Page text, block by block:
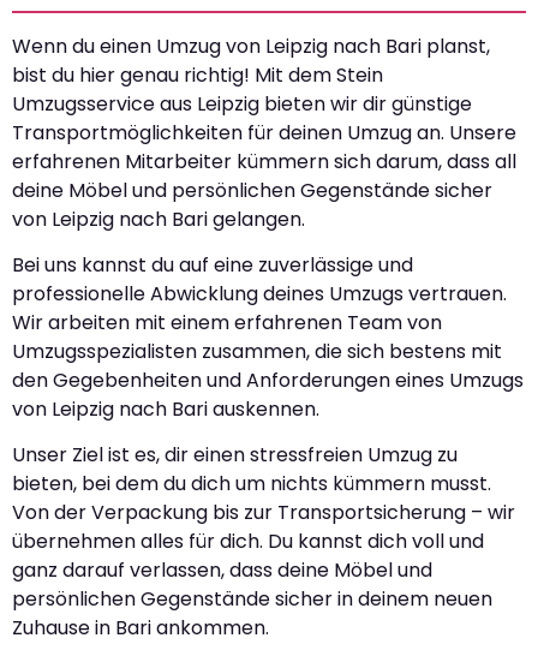
Wenn du einen Umzug von Leipzig nach Bari planst,
bist du hier genau richtig! Mit dem Stein
Umzugsservice aus Leipzig bieten wir dir günstige
Transportmöglichkeiten für deinen Umzug an. Unsere
erfahrenen Mitarbeiter kümmern sich darum, dass all
deine Möbel und persönlichen Gegenstände sicher
von Leipzig nach Bari gelangen.
Bei uns kannst du auf eine zuverlässige und
professionelle Abwicklung deines Umzugs vertrauen.
Wir arbeiten mit einem erfahrenen Team von
Umzugsspezialisten zusammen, die sich bestens mit
den Gegebenheiten und Anforderungen eines Umzugs
von Leipzig nach Bari auskennen.
Unser Ziel ist es, dir einen stressfreien Umzug zu
bieten, bei dem du dich um nichts kümmern musst.
Von der Verpackung bis zur Transportsicherung – wir
übernehmen alles für dich. Du kannst dich voll und
ganz darauf verlassen, dass deine Möbel und
persönlichen Gegenstände sicher in deinem neuen
Zuhause in Bari ankommen.